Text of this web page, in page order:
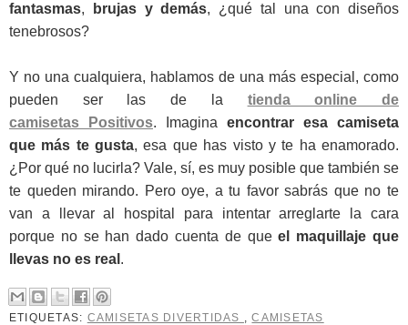
fantasmas, brujas y demás, ¿qué tal una con diseños
tenebrosos?
Y no una cualquiera, hablamos de una más especial, como
pueden ser las de la tienda online de
camisetas Positivos. Imagina encontrar esa camiseta
que más te gusta, esa que has visto y te ha enamorado.
¿Por qué no lucirla? Vale, sí, es muy posible que también se
te queden mirando. Pero oye, a tu favor sabrás que no te
van a llevar al hospital para intentar arreglarte la cara
porque no se han dado cuenta de queel maquillaje que
llevas no es real .
ETIQUETAS: CAMISETAS DIVERTIDAS ,CAMISETAS